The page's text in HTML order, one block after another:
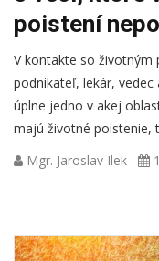
poistení
V kontakte so životným
podnikateľ, lekár,
úplne jedno v akej
majú životné poistenie,
Mgr. Jaroslav Ilek